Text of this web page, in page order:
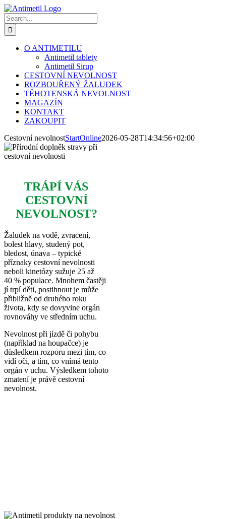
Skip
to
content
Search
for:
O ANTIMETILU
Antimetil tablety
Antimetil Sirup
CESTOVNÍ NEVOLNOST
ROZBOUŘENÝ ŽALUDEK
TĚHOTENSKÁ NEVOLNOST
MAGAZÍN
KONTAKT
ZAKOUPIT
Cestovní nevolnostStartOnline2026-05-28T14:34:56+02:00
TRÁPÍ VÁS
CESTOVNÍ
NEVOLNOST?
Žaludek na vodě, zvracení,
bolest hlavy, studený pot,
bledost, únava – typické
příznaky cestovní nevolnosti
neboli kinetózy sužuje 25 až
40 % populace. Mnohem častěji
jí trpí děti, postihnout je může
přibližně od druhého roku
života, kdy se dovyvine orgán
rovnováhy ve středním uchu.
Nevolnost při jízdě či pohybu
(například na houpačce) je
důsledkem rozporu mezi tím, co
vidí oči, a tím, co vnímá tento
orgán v uchu. Výsledkem tohoto
zmatení je právě cestovní
nevolnost.